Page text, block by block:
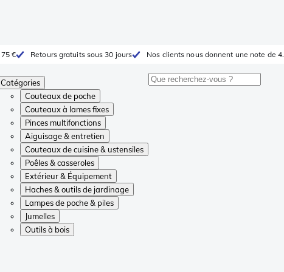
€ Retours gratuits sous 30 jours Nos clients nous donnent une note de
Catégories
Couteaux de poche
Couteaux à lames fixes
Pinces multifonctions
Aiguisage & entretien
Couteaux de cuisine & ustensiles
Poêles & casseroles
Extérieur & Équipement
Haches & outils de jardinage
Lampes de poche & piles
Jumelles
Outils à bois